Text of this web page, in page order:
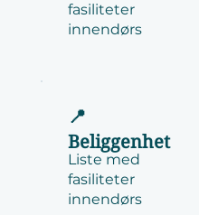
fasiliteter
innendørs
📍
Beliggenhet
Liste med
fasiliteter
innendørs